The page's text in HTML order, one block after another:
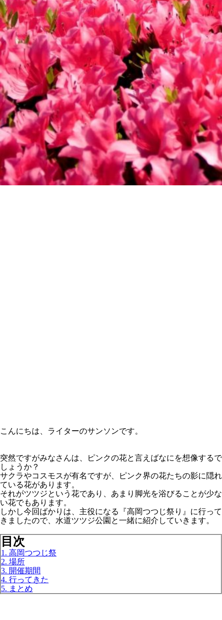
こんにちは、ライターのサンソンです。
突然ですがみなさんは、ピンクの花と言えばなにを想像するで
しょうか？
サクラやコスモスが有名ですが、ピンク界の花たちの影に隠れ
ている花があります。
それがツツジという花であり、あまり脚光を浴びることが少な
い花でもあります。
しかし今回ばかりは、主役になる『高岡つつじ祭り』に行って
きましたので、水道ツツジ公園と一緒に紹介していきます。
目次
1. 高岡つつじ祭
2. 場所
3. 開催期間
4. 行ってきた
5. まとめ